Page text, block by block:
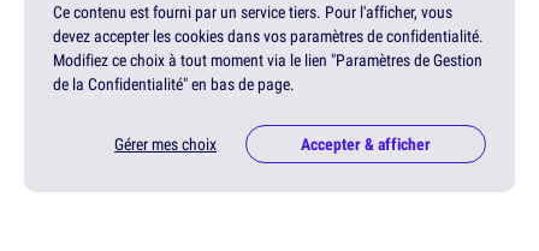
Ce contenu est fourni par un service tiers. Pour l'afficher, vous
devez accepter les cookies dans vos paramètres de confidentialité.
Modifiez ce choix à tout moment via le lien "Paramètres de Gestion
de la Confidentialité" en bas de page.
Gérer mes choix Accepter & afficher